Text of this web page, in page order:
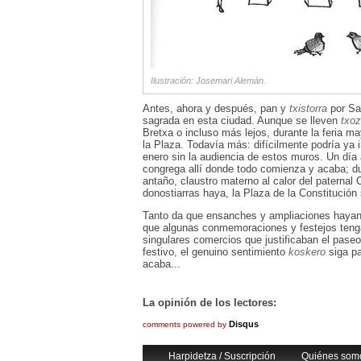
Ilustración: Josemari Alemán.
Antes, ahora y después, pan y txistorra por
sagrada en esta ciudad. Aunque se lleven
Bretxa o incluso más lejos, durante la feria
la Plaza. Todavía más: difícilmente podría ya
enero sin la audiencia de estos muros. Un
congrega allí donde todo comienza y acaba;
antaño, claustro materno al calor del
donostiarras haya, la Plaza de la
Tanto da que ensanches y ampliaciones
que algunas conmemoraciones y festejos
singulares comercios que justificaban el
festivo, el genuino sentimiento koskero siga
acaba...
La opinión de los lectores:
comments powered by Disqus
Harpidetza / Suscripción Quiénes